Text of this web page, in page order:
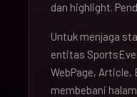
dan highlight.
Untuk menjaga
entitas
WebPage,
membebani